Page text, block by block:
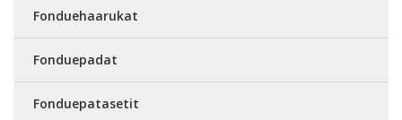
Fonduehaarukat
Fonduepadat
Fonduepatasetit